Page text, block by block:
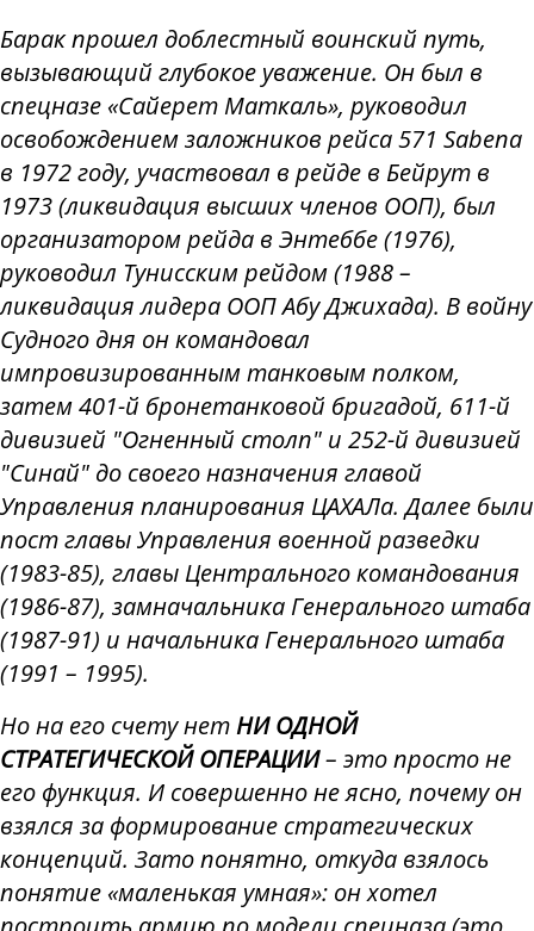
Барак прошел доблестный воинский путь,
вызывающий глубокое уважение. Он был в
спецназе «Сайерет Маткаль», руководил
освобождением заложников рейса 571 Sabena
в 1972 году, участвовал в рейде в Бейрут в
1973 (ликвидация высших членов ООП), был
организатором рейда в Энтеббе (1976),
руководил Тунисским рейдом (1988 –
ликвидация лидера ООП Абу Джихада). В войну
Судного дня он командовал
импровизированным танковым полком,
затем 401-й бронетанковой бригадой, 611-й
дивизией "Огненный столп" и 252-й дивизией
"Синай" до своего назначения главой
Управления планирования ЦАХАЛа. Далее были
пост главы Управления военной разведки
(1983-85), главы Центрального командования
(1986-87), замначальника Генерального штаба
(1987-91) и начальника Генерального штаба
(1991 – 1995).
Но на его счету нетНИ ОДНОЙ
СТРАТЕГИЧЕСКОЙ ОПЕРАЦИИ– это просто не
его функция. И совершенно не ясно, почему он
взялся за формирование стратегических
концепций. Зато понятно, откуда взялось
понятие «маленькая умная»: он хотел